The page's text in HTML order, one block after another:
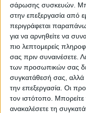
σάρωσης συσκευών.
στην επεξεργασία από
περιγράφεται
για να αρνηθείτε να
πιο λεπτομερείς
σας πριν συναινέσετε.
των προσωπικών σας
συγκατάθεσή σας, αλλά
την επεξεργασία. Οι
τον ιστότοπο. Μπορείτε
ανακαλέσετε τη
(14-15) Στην
το magazino
Pepper 96.6
08.04.2026 - 15:49